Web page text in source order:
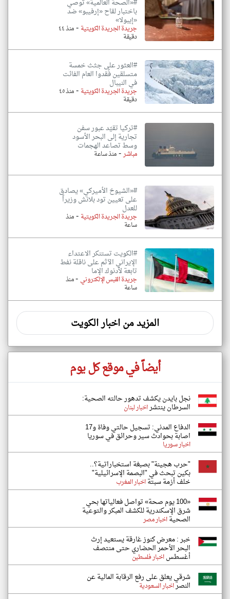
#«الصحة العالمية» توصي
باختبار لقاح «إرفيبو» ضد
«إيبولا»
جريدة الجريدة الكويتية - منذ ٤٤
دقيقة
#العثور على جثث خمسة
متسلقين فُقدوا العام الفائت
في النيبال
جريدة الجريدة الكويتية - منذ ٤٥
دقيقة
#تركيا تقيّد عبور سفن
تجارية إلى البحر الأسود
وسط تصاعد الهجمات
مباشر-منذ ساعة
#«الشيوخ الأميركي» يصادق
على تعيين تود بلانش وزيراً
للعدل
جريدة الجريدة الكويتية -منذ
ساعة
#الكويت تستنكر الاعتداء
الإيراني الآثم على ناقلة نفط
تابعة لأدنوك الإما
جريدة القبس الإلكتروني -منذ
ساعة
المزيد من اخبار الكويت
أيضاً في موقع كل يوم
نجل بايدن يكشف تدهور حالته الصحية:
السرطان ينتشراخبار لبنان
الدفاع المدني: تسجيل حالتي وفاة و17
اصابة بحوادث سير وحرائق في سوريا
اخبار سوريا
"حرب هجينة" بصبغة استخباراتية؟..
بكين تبحث في "البصمة الإسرائيلية"
خلف أزمة سبتةاخبار المغرب
«100 يوم صحة» تواصل فعالياتها بحي
شرق الإسكندرية للكشف المبكر والتوعية
الصحيةاخبار مصر
خبر : معرض كنوز غارقة يستعيد إرث
البحر الأحمر الحضاري حتى منتصف
أغسطساخبار فلسطين
شرقي يعلق على رفع الرقابة المالية عن
النصراخبار السعودية